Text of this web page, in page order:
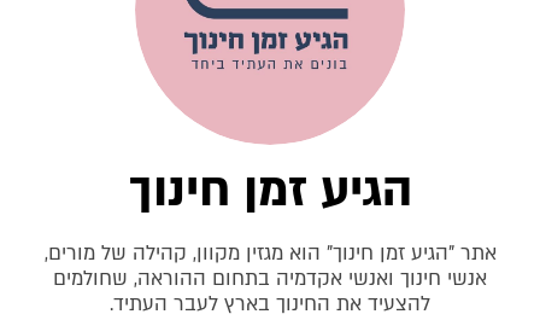
הגיע זמן חינוך
אתר "הגיע זמן חינוך" הוא מגזין מקוון, קהילה של מורים,
אנשי חינוך ואנשי אקדמיה בתחום ההוראה, שחולמים
להצעיד את החינוך בארץ לעבר העתיד.